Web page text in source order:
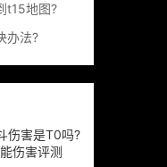
t15地图?
办法?
伤害是T0吗?
伤害评测